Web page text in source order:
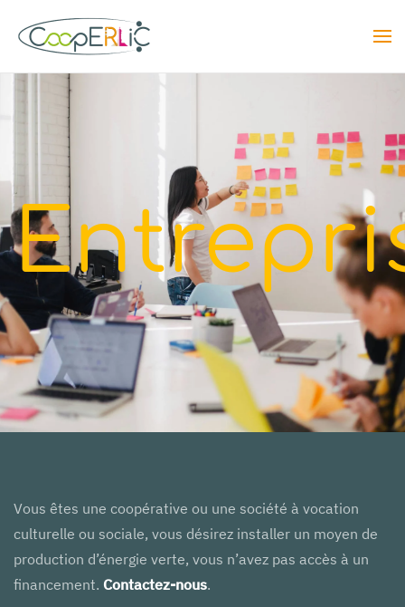
Skip to main content
Vous êtes une coopérative ou une société à vocation
culturelle ou sociale, vous désirez installer un moyen de
production d’énergie verte, vous n’avez pas accès à un
financement. Contactez-nous.